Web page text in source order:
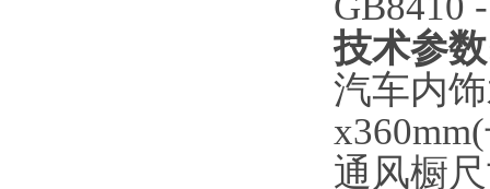
技术参
汽车内
通风橱